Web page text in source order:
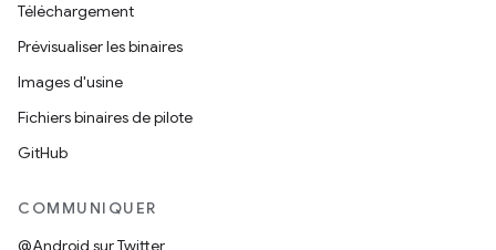
Téléchargement
Prévisualiser les binaires
Images d'usine
Fichiers binaires de pilote
GitHub
COMMUNIQUER
@Android sur Twitter